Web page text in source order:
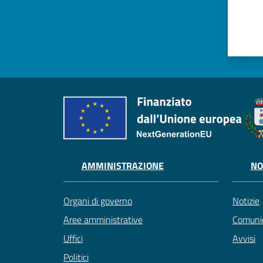
AMMINISTRAZIONE
Organi di governo
Aree amministrative
Uffici
Politici
Notizie
Avvisi